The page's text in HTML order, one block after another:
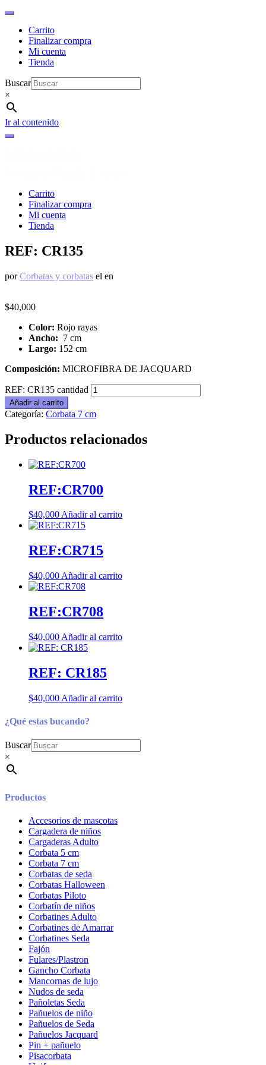
Carrito
Finalizar compra
Mi cuenta
Tienda
Buscar
×
Ir al contenido
Carrito
Finalizar compra
Mi cuenta
Tienda
REF: CR135
porCorbatas y corbatas el en
$40,000
Color: Rojo rayas
Ancho: 7 cm
Largo: 152 cm
Composición: MICROFIBRA DE JACQUARD
REF: CR135 cantidad
Añadir al carrito
Categoría: Corbata 7 cm
Productos relacionados
REF:CR700
$40,000Añadir al carrito
REF:CR715
$40,000 Añadir al carrito
REF:CR708
$40,000 Añadir al carrito
REF: CR185
$40,000 Añadir al carrito
¿Qué estas bucando?
Buscar
×
Productos
Accesorios de mascotas
Cargadera de niños
Cargaderas Adulto
Corbata 5 cm
Corbata 7 cm
Corbatas de seda
Corbatas Halloween
Corbatas Piloto
Corbatín de niños
Corbatines Adulto
Corbatines de Amarrar
Corbatines Seda
Fajón
Fulares/Plastron
Gancho Corbata
Mancornas de lujo
Nudos de seda
Pañoletas Seda
Pañuelos de niño
Pañuelos de Seda
Pañuelos Jacquard
Pin + pañuelo
Pisacorbata